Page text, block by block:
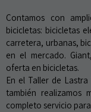
Contamos con
bicicletas: bicicletas
carretera, urbanas,
en el mercado.
oferta en bicicletas.
En el Taller de
también realizamos
completo servicio